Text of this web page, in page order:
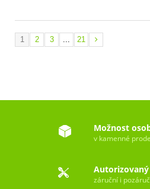
1 2 3 ... 21
Možnost
v kamenné
záruční i